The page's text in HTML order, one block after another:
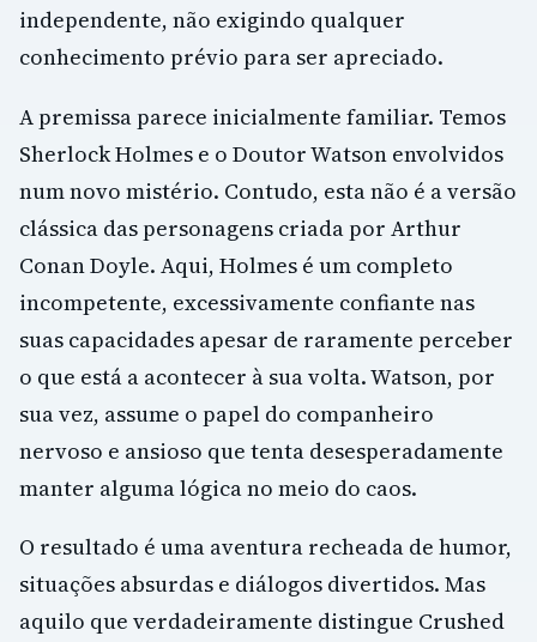
independente, não exigindo qualquer
conhecimento prévio para ser apreciado.
A premissa parece inicialmente familiar. Temos
Sherlock Holmes e o Doutor Watson envolvidos
num novo mistério. Contudo, esta não é a versão
clássica das personagens criada por Arthur
Conan Doyle. Aqui, Holmes é um completo
incompetente, excessivamente confiante nas
suas capacidades apesar de raramente perceber
o que está a acontecer à sua volta. Watson, por
sua vez, assume o papel do companheiro
nervoso e ansioso que tenta desesperadamente
manter alguma lógica no meio do caos.
O resultado é uma aventura recheada de humor,
situações absurdas e diálogos divertidos. Mas
aquilo que verdadeiramente distingue Crushed